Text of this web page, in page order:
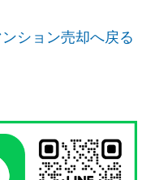
ション売却へ戻る